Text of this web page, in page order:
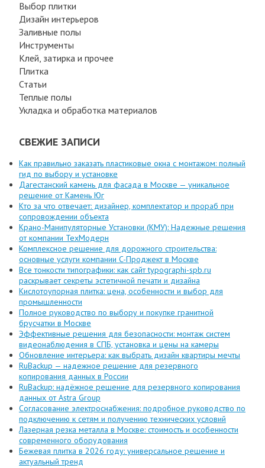
Выбор плитки
Дизайн интерьеров
Заливные полы
Инструменты
Клей, затирка и прочее
Плитка
Статьи
Теплые полы
Укладка и обработка материалов
СВЕЖИЕ ЗАПИСИ
Как правильно заказать пластиковые окна с монтажом: полный
гид по выбору и установке
Дагестанский камень для фасада в Москве — уникальное
решение от Камень Юг
Кто за что отвечает: дизайнер, комплектатор и прораб при
сопровождении объекта
Крано-Манипуляторные Установки (КМУ): Надежные решения
от компании ТехМодерн
Комплексное решение для дорожного строительства:
основные услуги компании C-Проджект в Москве
Все тонкости типографики: как сайт typographi-spb.ru
раскрывает секреты эстетичной печати и дизайна
Кислотоупорная плитка: цена, особенности и выбор для
промышленности
Полное руководство по выбору и покупке гранитной
брусчатки в Москве
Эффективные решения для безопасности: монтаж систем
видеонаблюдения в СПБ, установка и цены на камеры
Обновление интерьера: как выбрать дизайн квартиры мечты
RuBackup — надежное решение для резервного
копирования данных в России
RuBackup: надёжное решение для резервного копирования
данных от Astra Group
Согласование электроснабжения: подробное руководство по
подключению к сетям и получению технических условий
Лазерная резка металла в Москве: стоимость и особенности
современного оборудования
Бежевая плитка в 2026 году: универсальное решение и
актуальный тренд